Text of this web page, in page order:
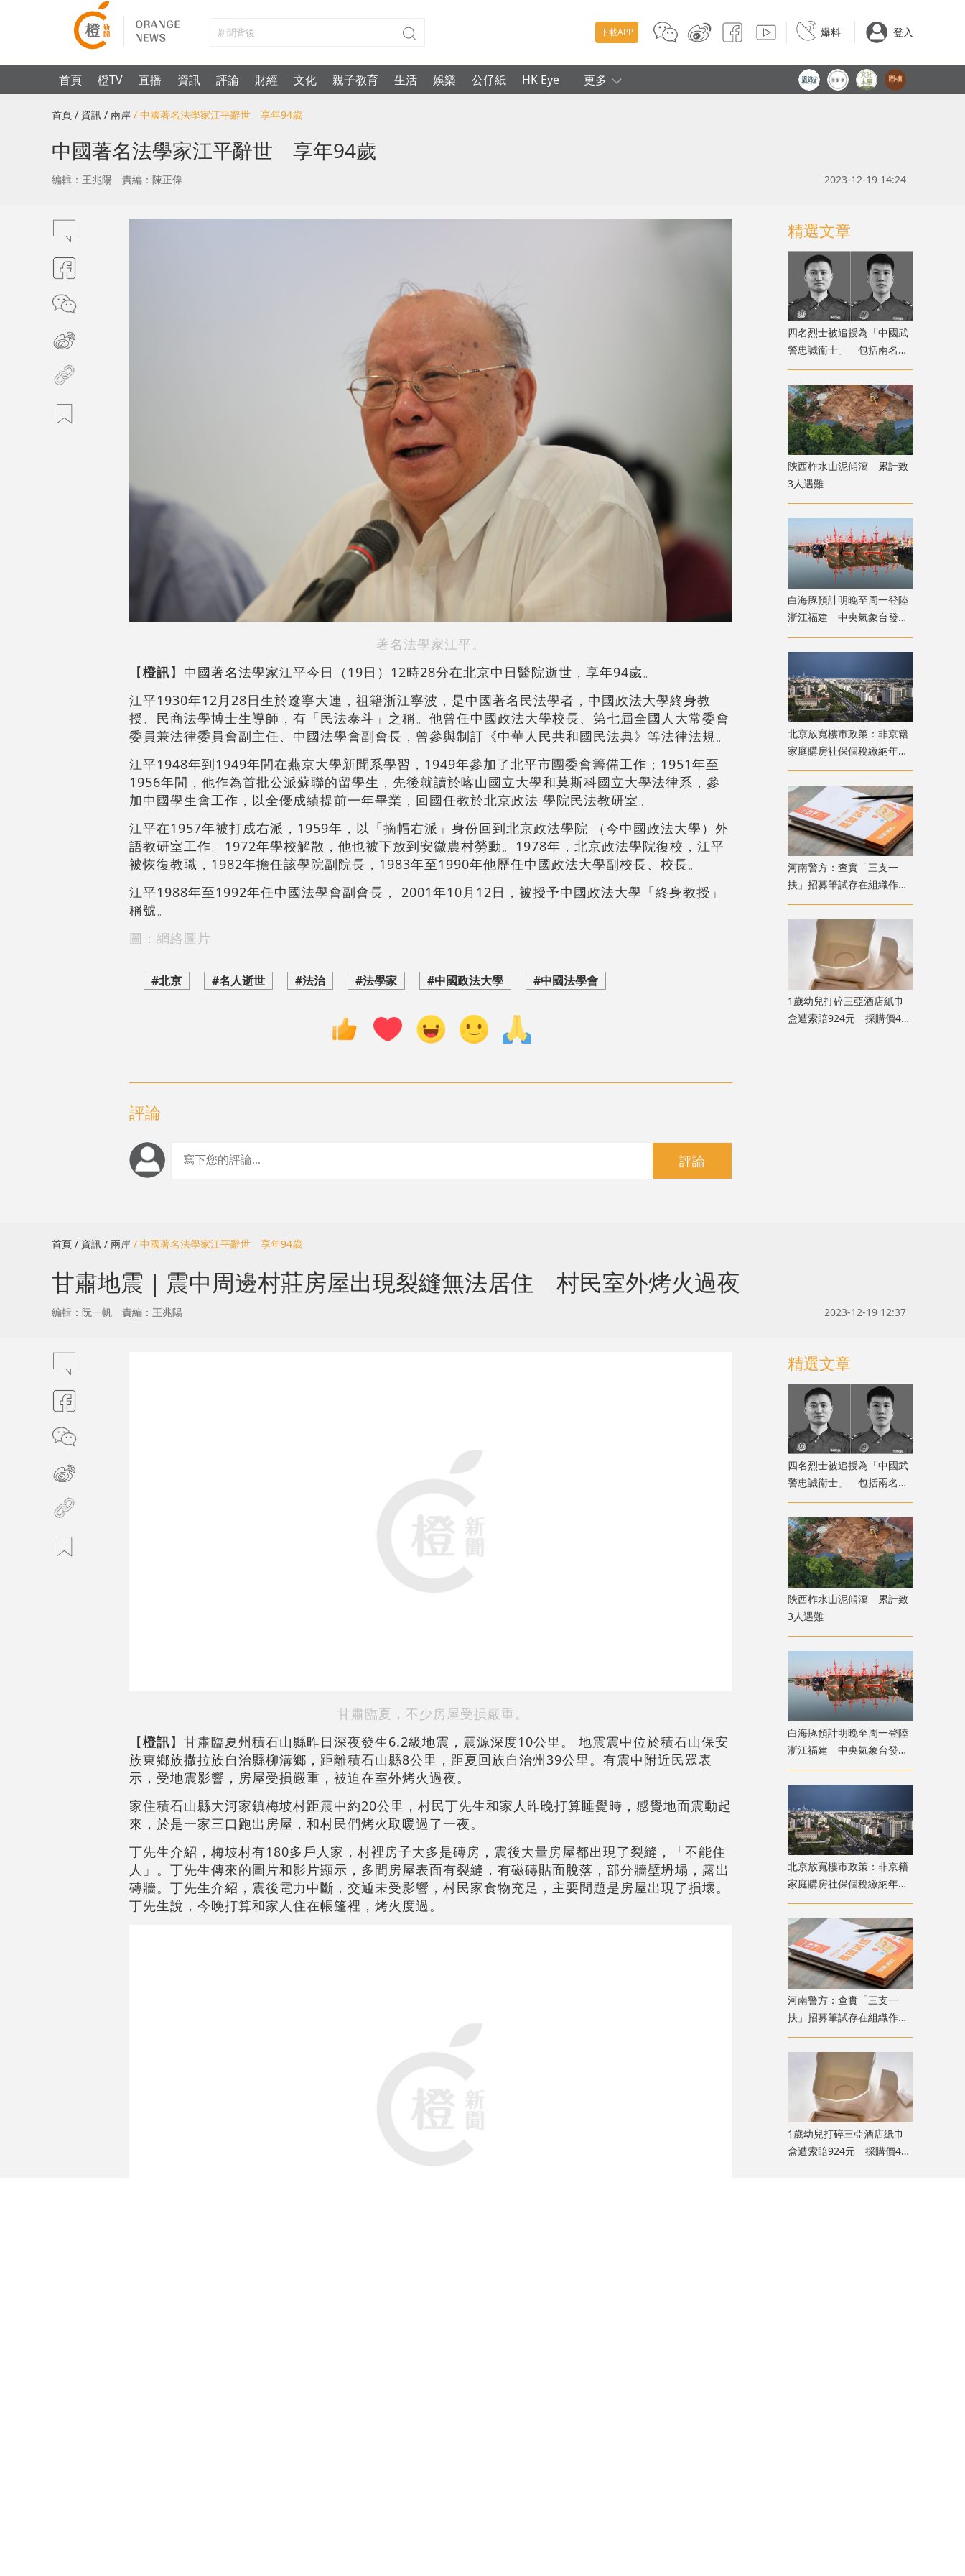
下載APP 爆料 登入
首頁 橙TV 直播 資訊 評論 財經 文化 親子教育 生活 娛樂 公仔紙 HK Eye 更多
首頁 / 資訊 / 兩岸 / 中國著名法學家江平辭世 享年94歲
中國著名法學家江平辭世 享年94歲
編輯：王兆陽 責編：陳正偉 2023-12-19 14:24
著名法學家江平。
【橙訊】中國著名法學家江平今日（19日）12時28分在北京中日醫院逝世，享年94歲。
江平1930年12月28日生於遼寧大連，祖籍浙江寧波，是中國著名民法學者，中國政法大學終身教
授、民商法學博士生導師，有「民法泰斗」之稱。他曾任中國政法大學校長、第七屆全國人大常委會
委員兼法律委員會副主任、中國法學會副會長，曾參與制訂《中華人民共和國民法典》等法律法規。
江平1948年到1949年間在燕京大學新聞系學習，1949年參加了北平市團委會籌備工作；1951年至
1956年間，他作為首批公派蘇聯的留學生，先後就讀於喀山國立大學和莫斯科國立大學法律系，參
加中國學生會工作，以全優成績提前一年畢業，回國任教於北京政法 學院民法教研室。
江平在1957年被打成右派，1959年，以「摘帽右派」身份回到北京政法學院 （今中國政法大學）外
語教研室工作。1972年學校解散，他也被下放到安徽農村勞動。1978年，北京政法學院復校，江平
被恢復教職，1982年擔任該學院副院長，1983年至1990年他歷任中國政法大學副校長、校長。
江平1988年至1992年任中國法學會副會長， 2001年10月12日，被授予中國政法大學「終身教授」
稱號。
圖：網絡圖片
#北京 #名人逝世 #法治 #法學家 #中國政法大學 #中國法學會
評論
評論
精選文章
四名烈士被追授為「中國武
警忠誠衛士」 包括兩名海
上維權行動時犧牲海警
陝西柞水山泥傾瀉 累計致
3人遇難
白海豚預計明晚至周一登陸
浙江福建 中央氣象台發布
發布颱風橙色預警
北京放寬樓市政策：非京籍
家庭購房社保個稅繳納年限
下調為一年
​河南警方：查實「三支一
扶」招募筆試存在組織作弊
犯罪行為 已抓獲疑犯
1歲幼兒打碎三亞酒店紙巾
盒遭索賠924元 採購價462
首頁 / 資訊 / 兩岸 / 中國著名法學家江平辭世 享年94歲
甘肅地震｜震中周邊村莊房屋出現裂縫無法居住 村民室外烤火過夜
編輯：阮一帆 責編：王兆陽 2023-12-19 12:37
甘肅臨夏，不少房屋受損嚴重。
【橙訊】甘肅臨夏州積石山縣昨日深夜發生6.2級地震，震源深度10公里。 地震震中位於積石山保安
族東鄉族撒拉族自治縣柳溝鄉，距離積石山縣8公里，距夏回族自治州39公里。有震中附近民眾表
示，受地震影響，房屋受損嚴重，被迫在室外烤火過夜。
家住積石山縣大河家鎮梅坡村距震中約20公里，村民丁先生和家人昨晚打算睡覺時，感覺地面震動起
來，於是一家三口跑出房屋，和村民們烤火取暖過了一夜。
丁先生介紹，梅坡村有180多戶人家，村裡房子大多是磚房，震後大量房屋都出現了裂縫，「不能住
人」。丁先生傳來的圖片和影片顯示，多間房屋表面有裂縫，有磁磚貼面脫落，部分牆壁坍塌，露出
磚牆。丁先生介紹，震後電力中斷，交通未受影響，村民家食物充足，主要問題是房屋出現了損壞。
丁先生說，今晚打算和家人住在帳篷裡，烤火度過。
精選文章
四名烈士被追授為「中國武
警忠誠衛士」 包括兩名海
上維權行動時犧牲海警
陝西柞水山泥傾瀉 累計致
3人遇難
白海豚預計明晚至周一登陸
浙江福建 中央氣象台發布
發布颱風橙色預警
北京放寬樓市政策：非京籍
家庭購房社保個稅繳納年限
下調為一年
​河南警方：查實「三支一
扶」招募筆試存在組織作弊
犯罪行為 已抓獲疑犯
1歲幼兒打碎三亞酒店紙巾
盒遭索賠924元 採購價462